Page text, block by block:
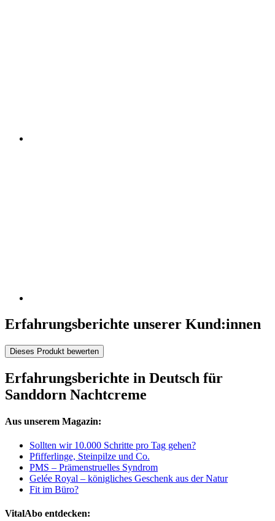
Erfahrungsberichte unserer Kund:innen
Dieses Produkt bewerten
Erfahrungsberichte in Deutsch für
Sanddorn Nachtcreme
Aus unserem Magazin:
Sollten wir 10.000 Schritte pro Tag gehen?
Pfifferlinge, Steinpilze und Co.
PMS – Prämenstruelles Syndrom
Gelée Royal – königliches Geschenk aus der Natur
Fit im Büro?
VitalAbo entdecken: